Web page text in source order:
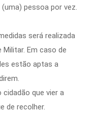
pessoa por vez.
será realizada
Militar. Em caso de
estão aptas a
cidadão que vier a
de recolher.